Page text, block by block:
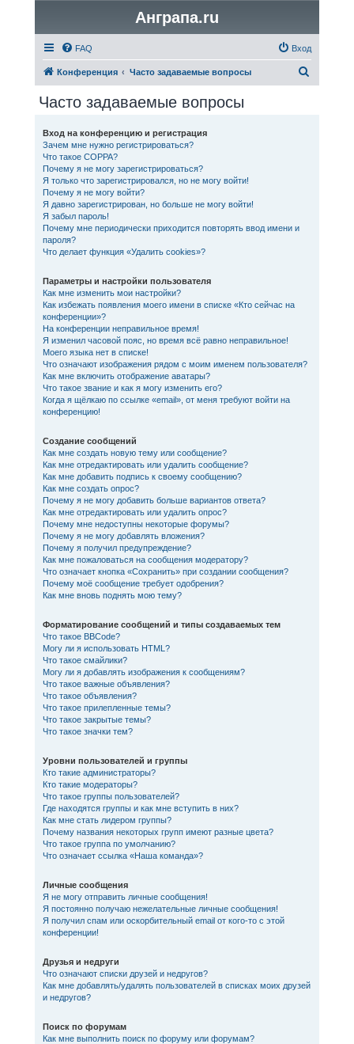
Анграпа.ru
FAQ Вход
Конференция Часто задаваемые вопросы
Часто задаваемые вопросы
Вход на конференцию и регистрация
Зачем мне нужно регистрироваться?
Что такое COPPA?
Почему я не могу зарегистрироваться?
Я только что зарегистрировался, но не могу войти!
Почему я не могу войти?
Я давно зарегистрирован, но больше не могу войти!
Я забыл пароль!
Почему мне периодически приходится повторять ввод имени и
пароля?
Что делает функция «Удалить cookies»?
Параметры и настройки пользователя
Как мне изменить мои настройки?
Как избежать появления моего имени в списке «Кто сейчас на
конференции»?
На конференции неправильное время!
Я изменил часовой пояс, но время всё равно неправильное!
Моего языка нет в списке!
Что означают изображения рядом с моим именем пользователя?
Как мне включить отображение аватары?
Что такое звание и как я могу изменить его?
Когда я щёлкаю по ссылке «email», от меня требуют войти на
конференцию!
Создание сообщений
Как мне создать новую тему или сообщение?
Как мне отредактировать или удалить сообщение?
Как мне добавить подпись к своему сообщению?
Как мне создать опрос?
Почему я не могу добавить больше вариантов ответа?
Как мне отредактировать или удалить опрос?
Почему мне недоступны некоторые форумы?
Почему я не могу добавлять вложения?
Почему я получил предупреждение?
Как мне пожаловаться на сообщения модератору?
Что означает кнопка «Сохранить» при создании сообщения?
Почему моё сообщение требует одобрения?
Как мне вновь поднять мою тему?
Форматирование сообщений и типы создаваемых тем
Что такое BBCode?
Могу ли я использовать HTML?
Что такое смайлики?
Могу ли я добавлять изображения к сообщениям?
Что такое важные объявления?
Что такое объявления?
Что такое прилепленные темы?
Что такое закрытые темы?
Что такое значки тем?
Уровни пользователей и группы
Кто такие администраторы?
Кто такие модераторы?
Что такое группы пользователей?
Где находятся группы и как мне вступить в них?
Как мне стать лидером группы?
Почему названия некоторых групп имеют разные цвета?
Что такое группа по умолчанию?
Что означает ссылка «Наша команда»?
Личные сообщения
Я не могу отправить личные сообщения!
Я постоянно получаю нежелательные личные сообщения!
Я получил спам или оскорбительный email от кого-то с этой
конференции!
Друзья и недруги
Что означают списки друзей и недругов?
Как мне добавлять/удалять пользователей в списках моих друзей
и недругов?
Поиск по форумам
Как мне выполнить поиск по форуму или форумам?